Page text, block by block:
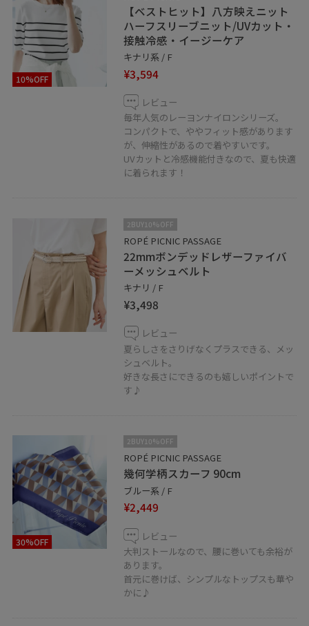
10%OFF
【ベストヒット】八方映えニット
ハーフスリーブニット/UVカット・
接触冷感・イージーケア
キナリ系 / F
¥3,594
レビュー
毎年人気のレーヨンナイロンシリーズ。
コンパクトで、ややフィット感があります
が、伸縮性があるので着やすいです。
UVカットと冷感機能付きなので、夏も快適
に着られます！
2BUY10%OFF
ROPÉ PICNIC PASSAGE
22mmボンデッドレザーファイバ
ーメッシュベルト
キナリ / F
¥3,498
レビュー
夏らしさをさりげなくプラスできる、メッ
シュベルト。
好きな長さにできるのも嬉しいポイントで
す♪
30%OFF
2BUY10%OFF
ROPÉ PICNIC PASSAGE
幾何学柄スカーフ 90cm
ブルー系 / F
¥2,449
レビュー
大判ストールなので、腰に巻いても余裕が
あります。
首元に巻けば、シンプルなトップスも華や
かに♪